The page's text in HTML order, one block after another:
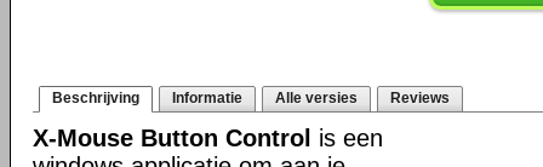
Beschrijving Informatie Alle versies Reviews
X-Mouse Button Control is een